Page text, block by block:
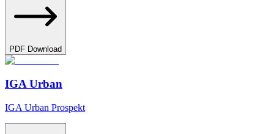
PDF Download
IGA Urban
IGA Urban Prospekt